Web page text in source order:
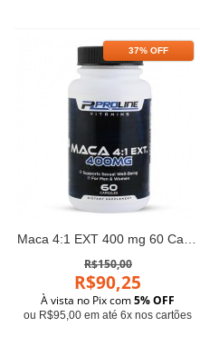
37% OFF
Maca 4:1 EXT 400 mg 60 Capsulas PLV
R$150,00
R$90,25
À vista no Pix com5% OFF
ou R$95,00 em até 6x nos cartões